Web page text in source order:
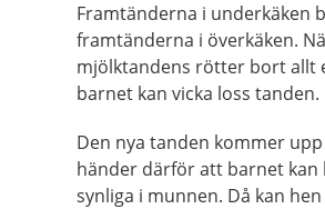
Framtänderna i underkäken
framtänderna i överkäken.
mjölktandens rötter bort allt
barnet kan vicka loss tanden.
Den nya tanden kommer
händer därför att barnet
synliga i munnen. Då kan